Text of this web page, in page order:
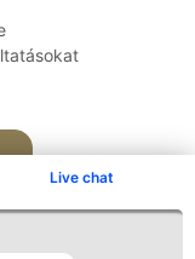
Live chat